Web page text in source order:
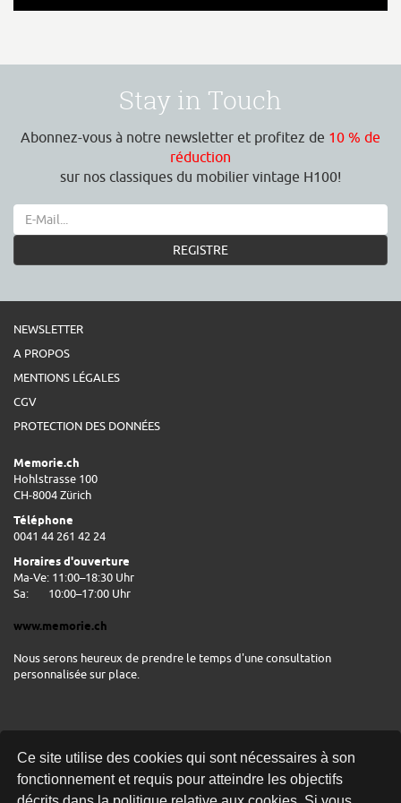
Ce site utilise des cookies qui sont nécessaires à son
fonctionnement et requis pour atteindre les objectifs
Stay in Touch
Abonnez-vous à notre newsletter et profitez de 10 % de
réduction
sur nos classiques du mobilier vintage H100!
REGISTRE
NEWSLETTER
A PROPOS
MENTIONS LÉGALES
CGV
PROTECTION DES DONNÉES
Memorie.ch
Hohlstrasse 100
CH-8004 Zürich
Téléphone
0041 44 261 42 24
Horaires d'ouverture
Ma-Ve: 11:00–18:30 Uhr
Sa:
10:00–17:00 Uhr
www.memorie.ch
Nous serons heureux de prendre le temps d'une consultation
personnalisée sur place.